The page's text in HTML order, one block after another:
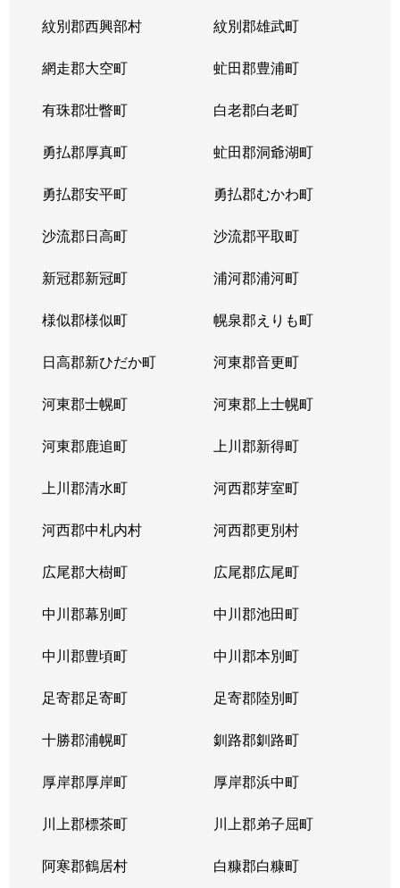
紋別郡西興部村 紋別郡雄武町
網走郡大空町 虻田郡豊浦町
有珠郡壮瞥町 白老郡白老町
勇払郡厚真町 虻田郡洞爺湖町
勇払郡安平町 勇払郡むかわ町
沙流郡日高町 沙流郡平取町
新冠郡新冠町 浦河郡浦河町
様似郡様似町 幌泉郡えりも町
日高郡新ひだか町 河東郡音更町
河東郡士幌町 河東郡上士幌町
河東郡鹿追町 上川郡新得町
上川郡清水町 河西郡芽室町
河西郡中札内村 河西郡更別村
広尾郡大樹町 広尾郡広尾町
中川郡幕別町 中川郡池田町
中川郡豊頃町 中川郡本別町
足寄郡足寄町 足寄郡陸別町
十勝郡浦幌町 釧路郡釧路町
厚岸郡厚岸町 厚岸郡浜中町
川上郡標茶町 川上郡弟子屈町
阿寒郡鶴居村 白糠郡白糠町